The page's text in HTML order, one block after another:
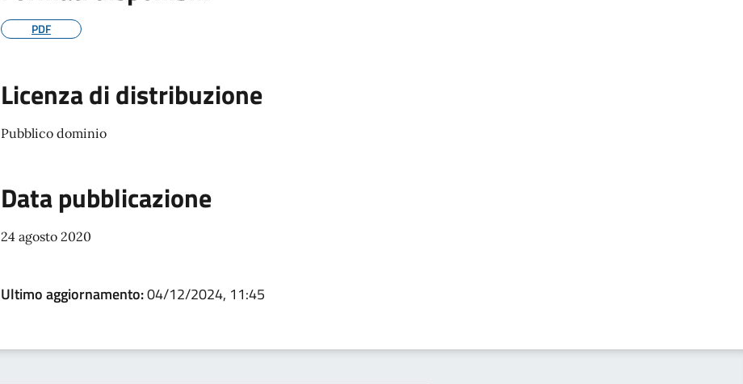
PDF
Licenza di distribuzione
Pubblico dominio
Data pubblicazione
24 agosto 2020
Ultimo aggiornamento:04/12/2024, 11:45